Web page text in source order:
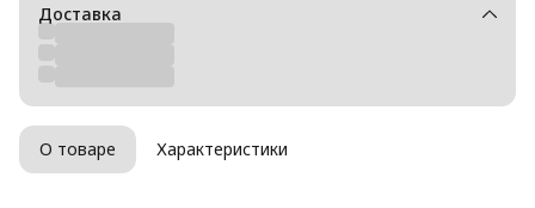
Доставка
О товаре Характеристики